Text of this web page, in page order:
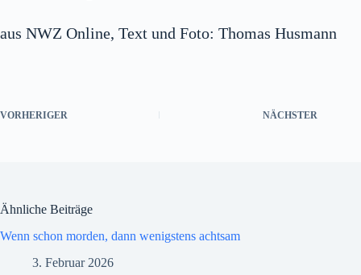
aus NWZ Online, Text und Foto: Thomas Husmann
VORHERIGER NÄCHSTER
Ähnliche Beiträge
Wenn schon morden, dann wenigstens achtsam
3. Februar 2026